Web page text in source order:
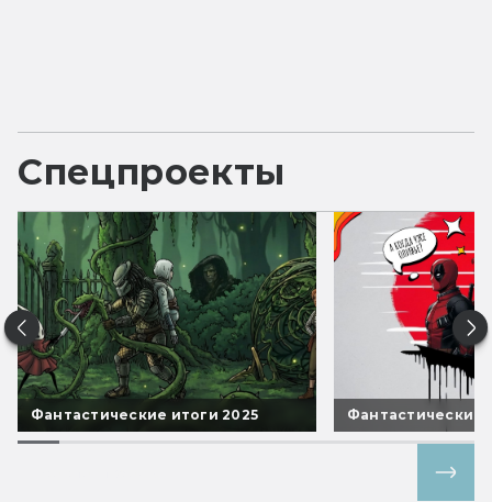
Спецпроекты
Фантастические итоги 2025 Фантастические